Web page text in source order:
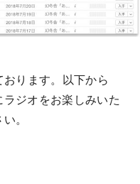
ります。以下から
ジオをお楽しみいた
。